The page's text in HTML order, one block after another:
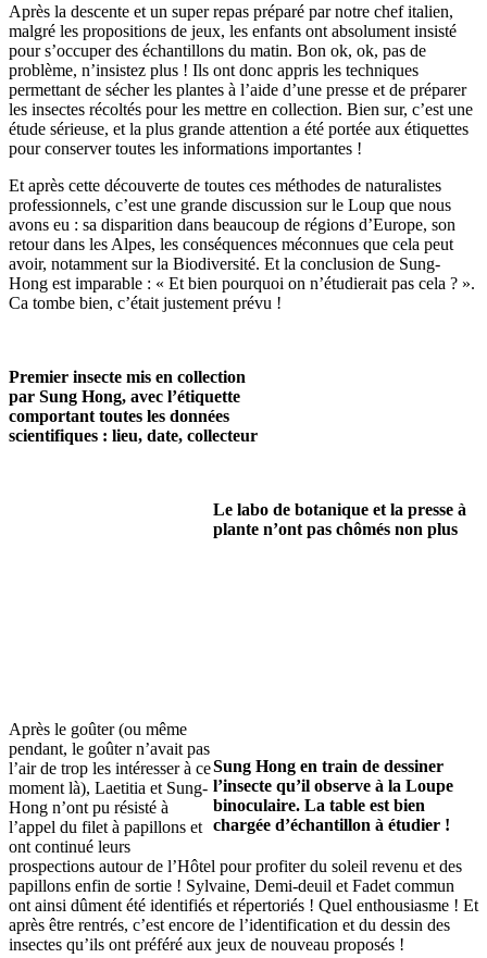
Après la descente et un super repas préparé par notre chef italien,
malgré les propositions de jeux, les enfants ont absolument insisté
pour s’occuper des échantillons du matin. Bon ok, ok, pas de
problème, n’insistez plus ! Ils ont donc appris les techniques
permettant de sécher les plantes à l’aide d’une presse et de préparer
les insectes récoltés pour les mettre en collection. Bien sur, c’est une
étude sérieuse, et la plus grande attention a été portée aux étiquettes
pour conserver toutes les informations importantes !
Et après cette découverte de toutes ces méthodes de naturalistes
professionnels, c’est une grande discussion sur le Loup que nous
avons eu : sa disparition dans beaucoup de régions d’Europe, son
retour dans les Alpes, les conséquences méconnues que cela peut
avoir, notamment sur la Biodiversité. Et la conclusion de Sung-
Hong est imparable : « Et bien pourquoi on n’étudierait pas cela ? ».
Ca tombe bien, c’était justement prévu !
Premier insecte mis en collection
par Sung Hong, avec l’étiquette
comportant toutes les données
scientifiques : lieu, date, collecteur
Le labo de botanique et la presse à
plante n’ont pas chômés non plus
Sung Hong en train de dessiner
l’insecte qu’il observe à la Loupe
binoculaire. La table est bien
chargée d’échantillon à étudier !
Après le goûter (ou même
pendant, le goûter n’avait pas
l’air de trop les intéresser à ce
moment là), Laetitia et Sung-
Hong n’ont pu résisté à
l’appel du filet à papillons et
ont continué leurs
prospections autour de l’Hôtel pour profiter du soleil revenu et des
papillons enfin de sortie ! Sylvaine, Demi-deuil et Fadet commun
ont ainsi dûment été identifiés et répertoriés ! Quel enthousiasme ! Et
après être rentrés, c’est encore de l’identification et du dessin des
insectes qu’ils ont préféré aux jeux de nouveau proposés !